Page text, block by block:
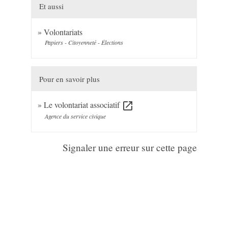
Et aussi
Volontariats
Papiers - Citoyenneté - Élections
Pour en savoir plus
Le volontariat associatif open_in_new
Agence du service civique
Signaler une erreur sur cette page